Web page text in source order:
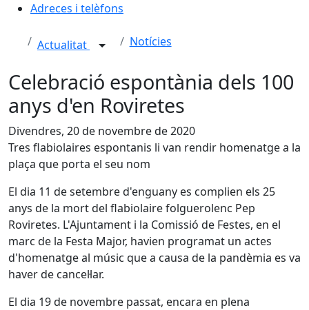
Adreces i telèfons
Actualitat Notícies
Celebració espontània dels 100
anys d'en Roviretes
Divendres, 20 de novembre de 2020
Tres flabiolaires espontanis li van rendir homenatge a la
plaça que porta el seu nom
El dia 11 de setembre d'enguany es complien els 25
anys de la mort del flabiolaire folguerolenc Pep
Roviretes. L'Ajuntament i la Comissió de Festes, en el
marc de la Festa Major, havien programat un actes
d'homenatge al músic que a causa de la pandèmia es va
haver de cancel·lar.
El dia 19 de novembre passat, encara en plena